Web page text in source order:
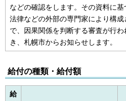
などの確認をします。その資料に
法律などの外部の専門家により構
で、因果関係を判断する審査が行
き、札幌市からお知らせします。
給付の種類・給付額
給